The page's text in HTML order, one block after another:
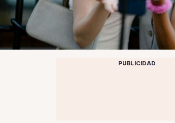
PUBLICIDAD